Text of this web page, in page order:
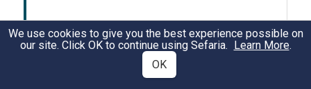
We use cookies to give you the best experience possible on
our site. Click OK to continue using Sefaria. Learn More.
OK